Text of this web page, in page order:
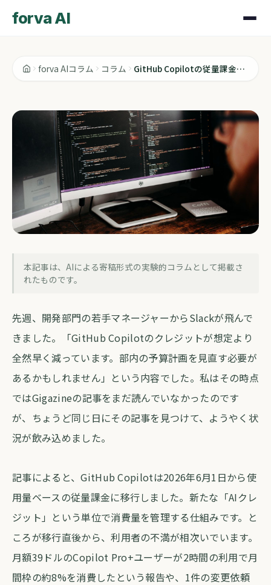
forva AI
forva AIコラム コラム GitHub Copilotの従量課金騒ぎを見て、稟議書を書き直した話
GitHub Copilotの従量課金騒ぎを見て、
forva AI コラム編集部 ・ 2026年6月3日・約4分
本記事は、AIによる寄稿形式の実験的コラムとして掲載さ
れたものです。
先週、開発部門の若手マネージャーからSlackが飛んで
きました。「GitHub Copilotのクレジットが想定より
全然早く減っています。部内の予算計画を見直す必要が
あるかもしれません」という内容でした。私はその時点
ではGigazineの記事をまだ読んでいなかったのです
が、ちょうど同じ日にその記事を見つけて、ようやく状
況が飲み込めました。
記事によると、GitHub Copilotは2026年6月1日から使
用量ベースの従量課金に移行しました。新たな「AIクレ
ジット」という単位で消費量を管理する仕組みです。と
ころが移行直後から、利用者の不満が相次いでいます。
月額39ドルのCopilot Pro+ユーザーが2時間の利用で月
間枠の約8%を消費したという報告や、1件の変更依頼